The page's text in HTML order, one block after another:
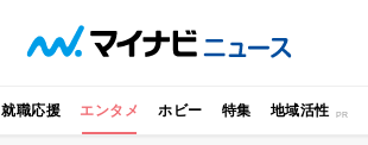
就職応援 エンタメ ホビー 特集 地域活性